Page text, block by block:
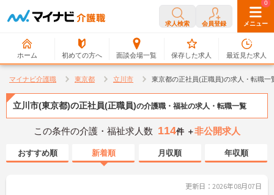
求人検索 会員登録 メニュー
ホーム 初めての方へ 面談会場一覧
0
保存した求人
0
最近見た求人
マイナビ介護職 東京都 立川市 東京都の正社員(正職員)の求人・転職一
立川市(東京都)の正社員(正職員)の介護職・福祉の求人・転職一覧
この条件の介護・福祉求人数 114件 ＋非公開求人
おすすめ順 新着順 月収順 年収順
更新日：2026年08月07日